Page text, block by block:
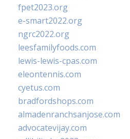
fpet2023.org
e-smart2022.org
ngrc2022.org
leesfamilyfoods.com
lewis-lewis-cpas.com
eleontennis.com
cyetus.com
bradfordshops.com
almadenranchsanjose.com
advocatevijay.com